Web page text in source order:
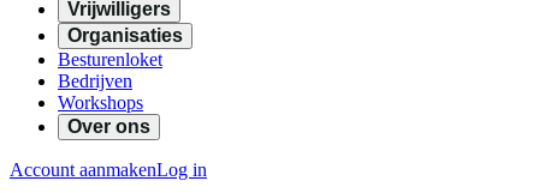
Vrijwilligers
Organisaties
Besturenloket
Bedrijven
Workshops
Over ons
Account aanmakenLog in